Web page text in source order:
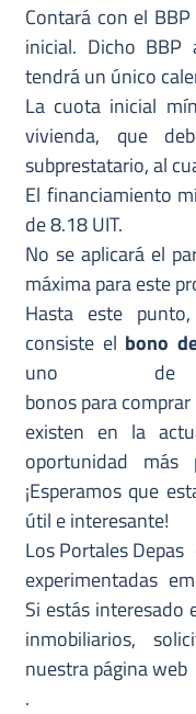
Contará con el
inicial. Dicho
tendrá un único
La cuota inicial
vivienda, que
subprestatario, al
El financiamiento
de 8.18 UIT.
No se aplicará el
máxima para este
Hasta este
consiste el bono
uno de
bonos para
existen en la
oportunidad
¡Esperamos que
útil e interesante!
Los Portales Depas
experimentadas
Si estás interesado
inmobiliarios,
nuestra página web
.